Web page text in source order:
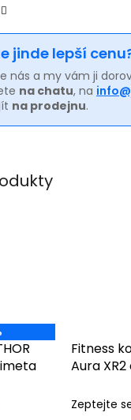
jinde lepší
nás a my vám ji
na chatu, na
na prodejnu.
Fitness
Aura
Zeptejte